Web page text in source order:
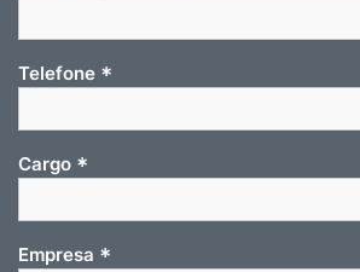
Telefone *
Cargo *
Empresa *